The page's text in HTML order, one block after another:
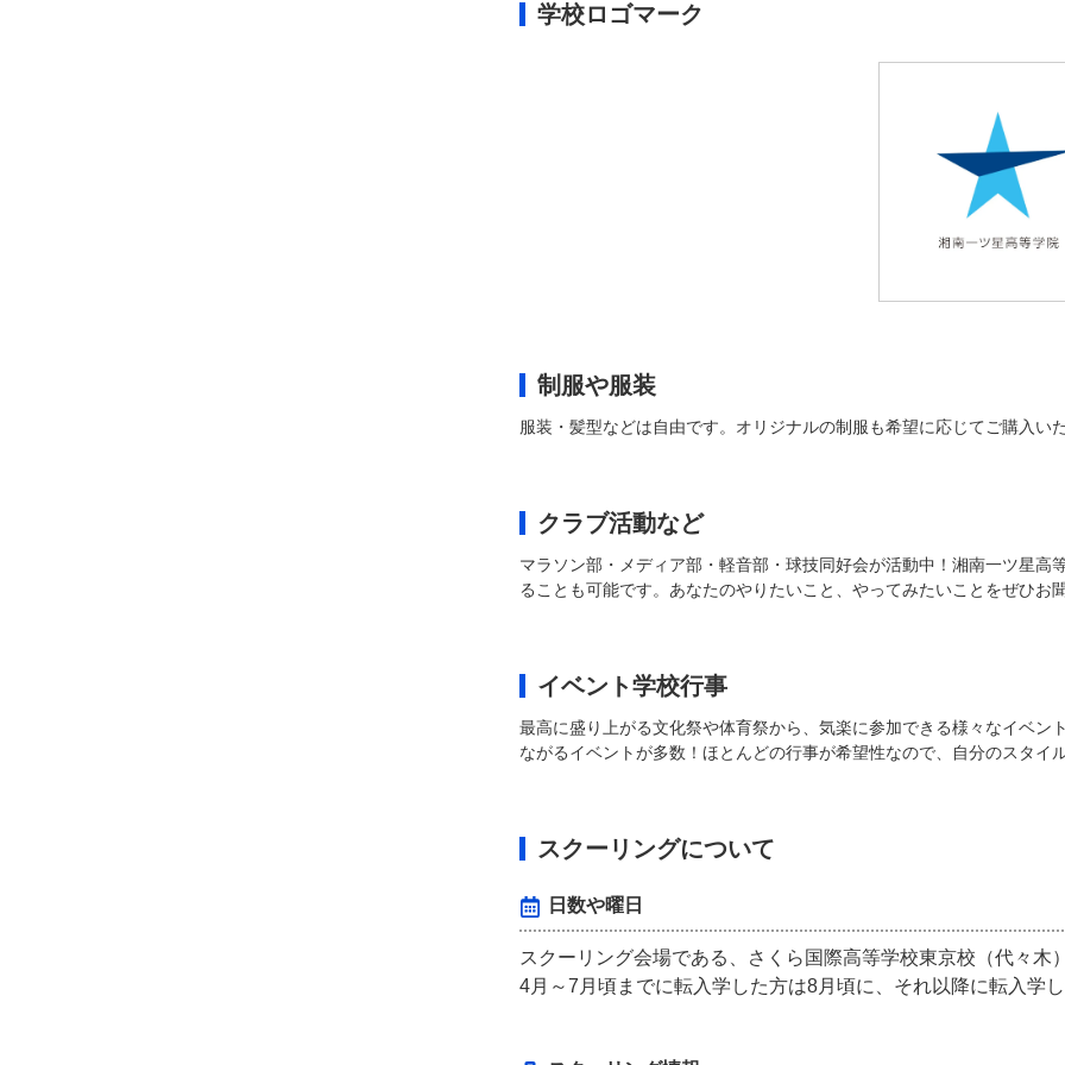
学校ロゴマーク
制服や服装
服装・髪型などは自由です。オリジナルの制服も希望に応じてご購入いた
クラブ活動など
マラソン部・メディア部・軽音部・球技同好会が活動中！湘南一ツ星
ることも可能です。あなたのやりたいこと、やってみたいことをぜひお
イベント学校行事
最高に盛り上がる文化祭や体育祭から、気楽に参加できる様々なイベン
ながるイベントが多数！ほとんどの行事が希望性なので、自分のスタイ
スクーリングについて
日数や曜日
スクーリング会場である、さくら国際高等学校東京校（代々木
4月～7月頃までに転入学した方は8月頃に、それ以降に転入学